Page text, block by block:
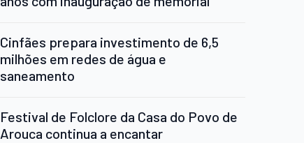
Cinfães prepara investimento de 6,5
milhões em redes de água e
saneamento
Festival de Folclore da Casa do Povo de
Arouca continua a encantar